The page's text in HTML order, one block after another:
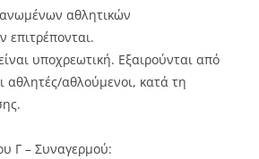
αθλητικών
επιτρέπονται.
υποχρεωτική. Εξαιρούνται από
αθλητές/αθλούμενοι, κατά τη
Γ – Συναγερμού: